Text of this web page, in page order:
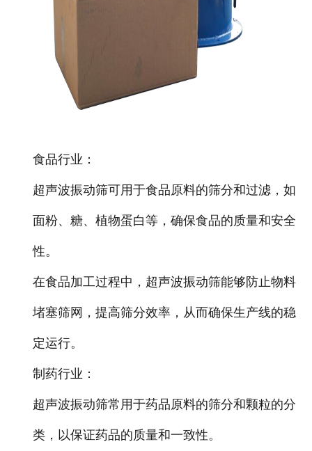
食品行业：
超声波振动筛可用于食品原料的筛分和过滤，如
面粉、糖、植物蛋白等，确保食品的质量和安全
性。
在食品加工过程中，超声波振动筛能够防止物料
堵塞筛网，提高筛分效率，从而确保生产线的稳
定运行。
制药行业：
超声波振动筛常用于药品原料的筛分和颗粒的分
类，以保证药品的质量和一致性。